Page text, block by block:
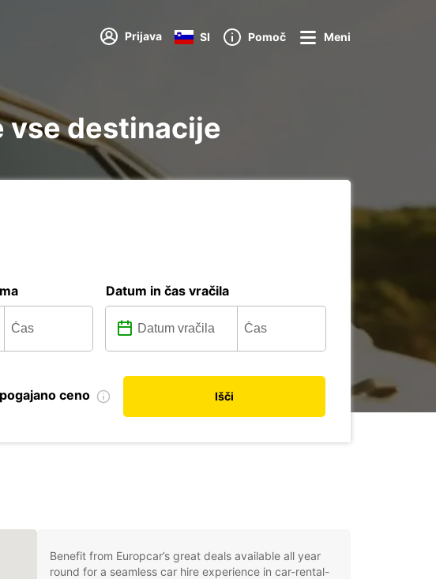
Prijava SI Pomoč Meni
vse destinacije
Datum in čas vračila
ceno Išči
Benefit from Europcar’s great deals available all year
round for a seamless car hire experience in car-rental-